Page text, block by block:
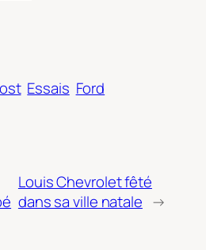
Essais Ford
Louis Chevrolet fêté
dans sa ville natale →